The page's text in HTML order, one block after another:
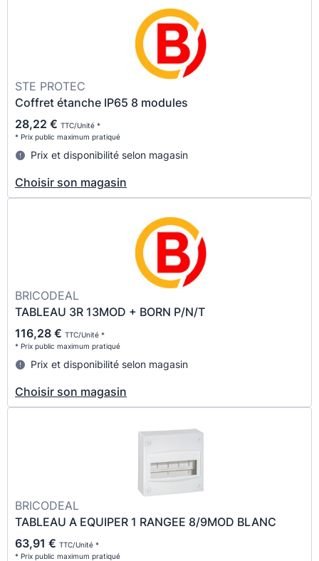
STE PROTEC
Coffret étanche IP65 8 modules
28,22 € TTC/Unité *
* Prix public maximum pratiqué
Prix et disponibilité selon magasin
Choisir son magasin
BRICODEAL
TABLEAU 3R 13MOD + BORN P/N/T
116,28 € TTC/Unité *
* Prix public maximum pratiqué
Prix et disponibilité selon magasin
Choisir son magasin
BRICODEAL
TABLEAU A EQUIPER 1 RANGEE 8/9MOD BLANC
63,91 € TTC/Unité *
* Prix public maximum pratiqué